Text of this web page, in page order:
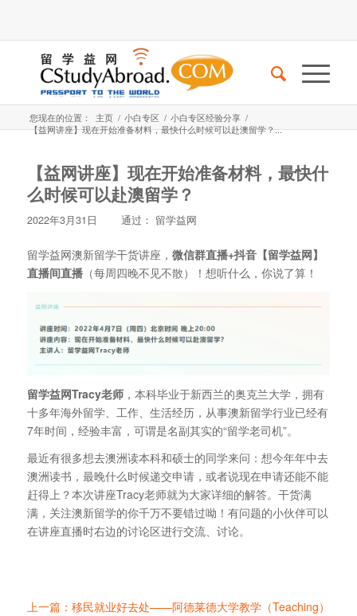
您现在的位置： 主页 / 小白专区 / 小白专区经验分享 /
【益网讲座】现在开始准备材料，最快什么时候可以赴澳留学？...
【益网讲座】现在开始准备材料，最快什
么时候可以赴澳留学？
2022年3月31日 通过： 留学益网
留学益网澳新留学干货讲座， 微信群直播+抖音【留学益网】
直播间直播（每周四晚不见不散）！想听什么，你说了算！
留学益网Tracy老师，本科毕业于新西兰的奥克兰大学，拥有
十多年海外留学、工作、生活经历，从事澳新留学行业已经有
7年时间，经验丰富，可谓是名副其实的“留学老司机”。
最近有很多想去澳洲读本科和硕士的同学来问：想今年年中去
澳洲读书，最晚什么时候递交申请，或者说现在申请还能不能
赶得上？本次讲座Tracy老师就为大家详细的解答。干货满
满，关注澳新留学的你千万不要错过呦！有问题的小伙伴可以
在讲座直播时右边的讨论区进行交流、讨论。
上一篇：移民就业好去处——阿德莱德大学教学（Teaching）